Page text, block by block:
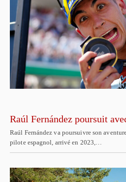
Raúl Fernández poursuit
Raúl Fernández va poursuivre son
pilote espagnol, arrivé en 2023,…